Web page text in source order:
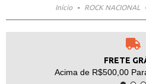
Início - ROCK NACIONAL
FRETE
Acima de R$500,00